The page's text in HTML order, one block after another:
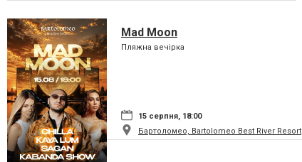
Mad Moon
Пляжна вечірка
15 серпня, 18:00
Бартоломео, Bartolomeo Best River Resort